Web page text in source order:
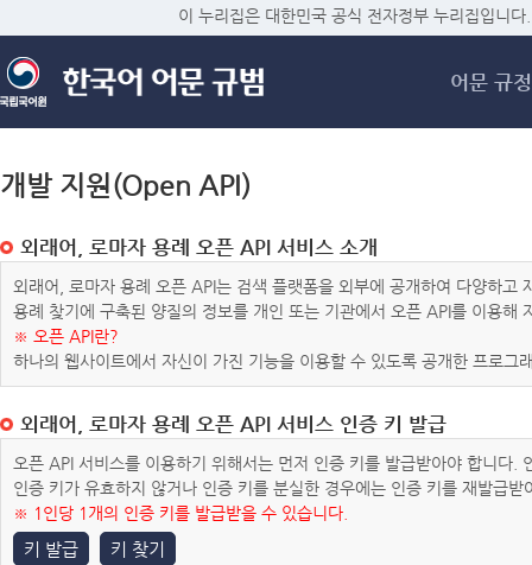
메
이 누리집은 대한민국 공식 전자정부 누리집입니다.
어문 규정
개발 지원(Open API)
외래어, 로마자 용례 오픈 API 서비스 소개
외래어, 로마자 용례 오픈 API는 검색 플랫폼을 외부에 공개하여 다양하
용례 찾기에 구축된 양질의 정보를 개인 또는 기관에서 오픈 API를 이용해
※ 오픈 API란?
하나의 웹사이트에서 자신이 가진 기능을 이용할 수 있도록 공개한 프로그
외래어, 로마자 용례 오픈 API 서비스 인증 키 발급
오픈 API 서비스를 이용하기 위해서는 먼저 인증 키를 발급받아야 합니다
인증 키가 유효하지 않거나 인증 키를 분실한 경우에는 인증 키를 재발급받
※ 1인당 1개의 인증 키를 발급받을 수 있습니다.
키 발급 키 찾기